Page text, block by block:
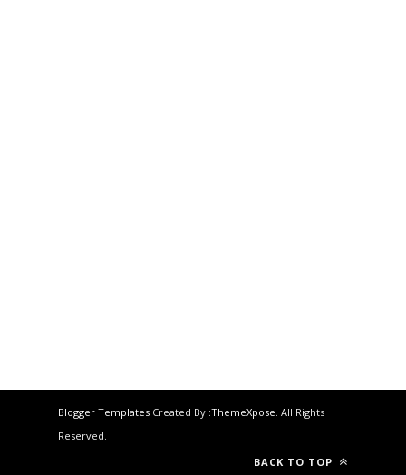
Blogger Templates Created By :ThemeXpose . All Rights
Reserved.
BACK TO TOP